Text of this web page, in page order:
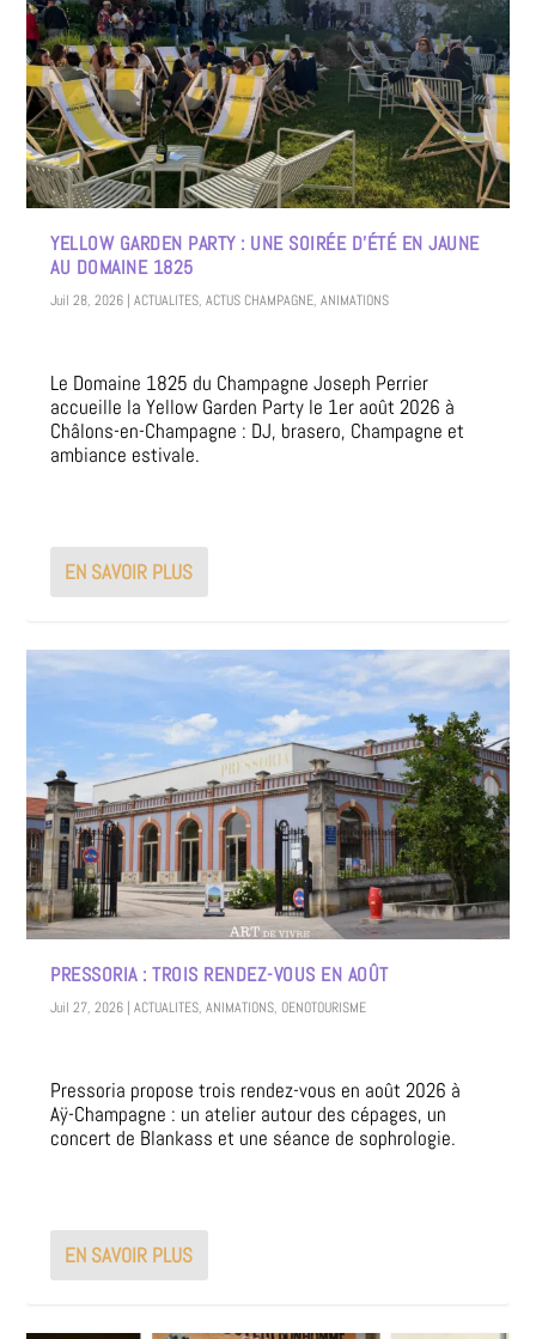
YELLOW GARDEN PARTY : UNE SOIRÉE D’ÉTÉ EN JAUNE
AU DOMAINE 1825
Juil 28, 2026 |ACTUALITES,ACTUS CHAMPAGNE,ANIMATIONS
Le Domaine 1825 du Champagne Joseph Perrier
accueille la Yellow Garden Party le 1er août 2026 à
Châlons-en-Champagne : DJ, brasero, Champagne et
ambiance estivale.
EN SAVOIR PLUS
PRESSORIA : TROIS RENDEZ-VOUS EN AOÛT
Juil 27, 2026 |ACTUALITES,ANIMATIONS, OENOTOURISME
Pressoria propose trois rendez-vous en août 2026 à
Aÿ-Champagne : un atelier autour des cépages, un
concert de Blankass et une séance de sophrologie.
EN SAVOIR PLUS